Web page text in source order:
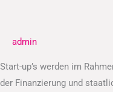
admin
Start-up’s werden im
der Finanzierung und